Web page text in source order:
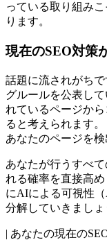
っている取り組み
ります。
現在のSEO対策
話題に流されがちで
グルールを公表し
れているページか
ると考えられます
あなたのページを検
あなたが行うすべ
れる確率を直接高
にAIによる可視性
分解していきましょ
| あなたの現在の